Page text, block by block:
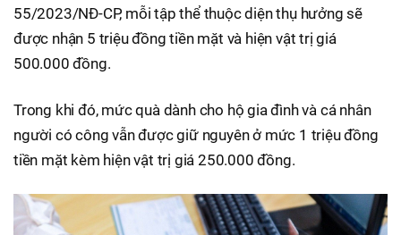
55/2023/NĐ-CP, mỗi tập thể thuộc diện thụ hưởng sẽ
được nhận 5 triệu đồng tiền mặt và hiện vật trị giá
500.000 đồng.
Trong khi đó, mức quà dành cho hộ gia đình và cá nhân
người có công vẫn được giữ nguyên ở mức 1 triệu đồng
tiền mặt kèm hiện vật trị giá 250.000 đồng.